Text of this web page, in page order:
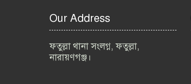
Our Address
ফতুল্লা থানা সংলগ্ন, ফতুল্লা,
নারায়ণগঞ্জ।